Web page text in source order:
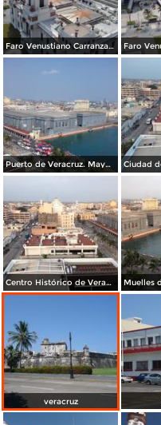
Faro Venustiano Carranza. Mayo/2018
Puerto de Veracruz. Mayo/2018
Centro Histórico de Veracruz. Junio/2018
veracruz